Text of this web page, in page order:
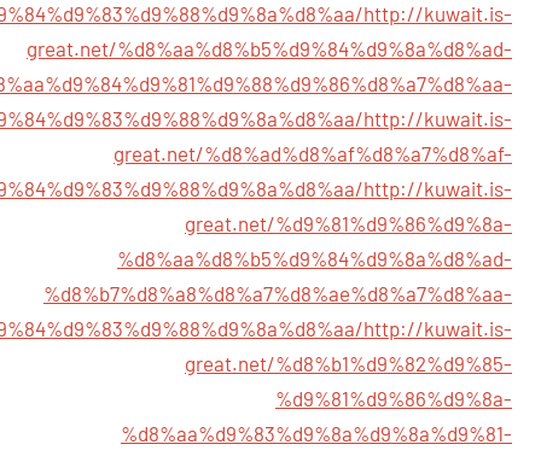
http://kuwait.is-
great.net/%d8%aa%d8%b5%d9%84%d9%8a%d8%ad-
http://kuwait.is-
great.net/%d8%ad%d8%af%d8%a7%d8%af-
http://kuwait.is-
great.net/%d9%81%d9%86%d9%8a-
%d8%aa%d8%b5%d9%84%d9%8a%d8%ad-
%d8%b7%d8%a8%d8%a7%d8%ae%d8%a7%d8%aa-
http://kuwait.is-
great.net/%d8%b1%d9%82%d9%85-
%d9%81%d9%86%d9%8a-
%d8%aa%d9%83%d9%8a%d9%8a%d9%81-